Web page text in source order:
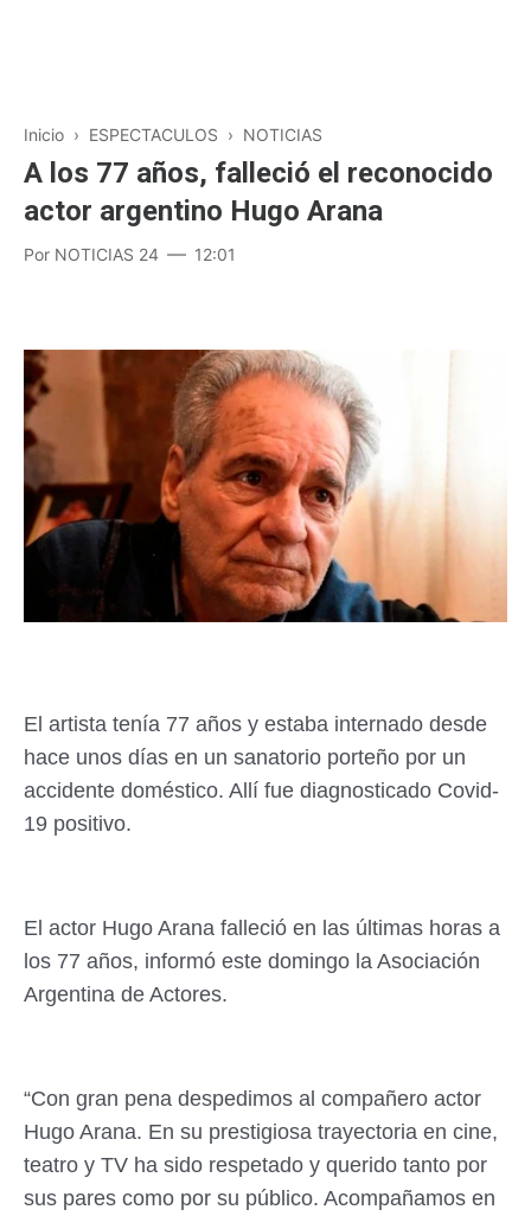
Inicio › ESPECTACULOS › NOTICIAS
A los 77 años, falleció el reconocido
actor argentino Hugo Arana
Por NOTICIAS 24 12:01
El artista tenía 77 años y estaba internado desde
hace unos días en un sanatorio porteño por un
accidente doméstico. Allí fue diagnosticado Covid-
19 positivo.
El actor Hugo Arana falleció en las últimas horas a
los 77 años, informó este domingo la Asociación
Argentina de Actores.
“Con gran pena despedimos al compañero actor
Hugo Arana. En su prestigiosa trayectoria en cine,
teatro y TV ha sido respetado y querido tanto por
sus pares como por su público. Acompañamos en